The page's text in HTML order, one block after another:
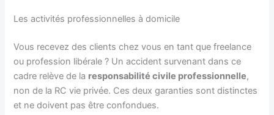
Les activités professionnelles à domicile
Vous recevez des clients chez vous en tant que freelance
ou profession libérale ? Un accident survenant dans ce
cadre relève de la responsabilité civile professionnelle,
non de la RC vie privée. Ces deux garanties sont distinctes
et ne doivent pas être confondues.